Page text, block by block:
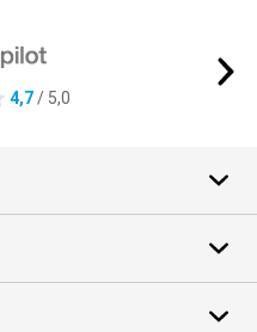
4,7/ 5,0